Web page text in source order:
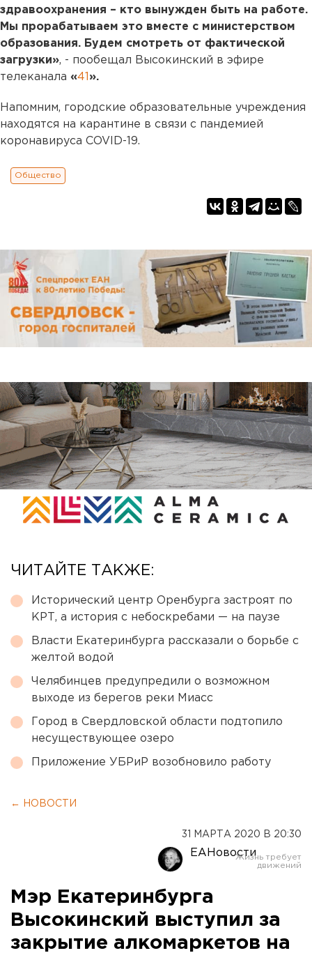
здравоохранения – кто вынужден быть на работе.
Мы прорабатываем это вместе с министерством
образования. Будем смотреть от фактической
загрузки», - пообещал Высокинский в эфире
телеканала «41 ».
Напомним, городские образовательные учреждения
находятся на карантине в связи с пандемией
коронавируса COVID-19.
Общество
ЧИТАЙТЕ ТАКЖЕ:
Исторический центр Оренбурга застроят по
КРТ, а история с небоскребами — на паузе
Власти Екатеринбурга рассказали о борьбе с
желтой водой
Челябинцев предупредили о возможном
выходе из берегов реки Миасс
Город в Свердловской области подтопило
несуществующее озеро
Приложение УБРиР возобновило работу
← НОВОСТИ
31 МАРТА 2020 В 20:30
ЕАНовости
Мэр Екатеринбурга
Высокинский выступил за
закрытие алкомаркетов на